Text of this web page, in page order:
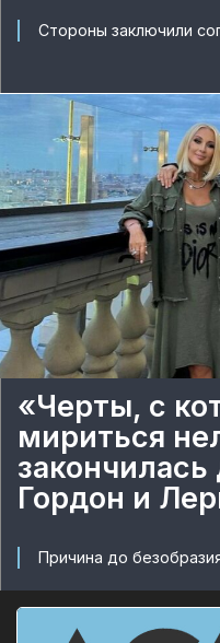
Стороны заключили
«Черты, с
мириться
Гордон и
Причина до